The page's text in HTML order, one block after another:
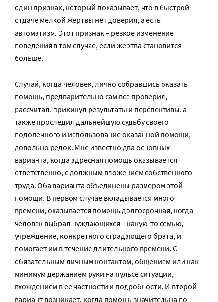
один признак, который показывает, что в быстрой
отдаче мелкой жертвы нет доверия, а есть
автоматизм. Этот признак – резкое изменение
поведения в том случае, если жертва становится
больше.
Случай, когда человек, лично собравшись оказать
помощь, предварительно сам все проверил,
рассчитал, прикинул результаты и перспективы, а
также проследил дальнейшую судьбу своего
подопечного и использование оказанной помощи,
довольно редок. Мне известно два основных
варианта, когда адресная помощь оказывается
ответственно, с должным вложением собственного
труда. Оба варианта объединены размером этой
помощи. В первом случае вкладывается много
времени, оказывается помощь долгосрочная, когда
человек выбрал нуждающихся – какую-то семью,
учреждение, конкретного страдающего брата, и
помогает им в течение длительного времени. С
обязательным личным контактом, общением или как
минимум держанием руки на пульсе ситуации,
вхождением в ее частности и подробности. И второй
вариант возникает, когда помощь значительна по